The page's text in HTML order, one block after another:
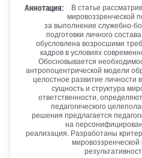
Аннотация:
В статье
мировоззренческой
за выполнение служебно-
подготовки личного
обусловлена возросшими
кадров в условиях
Обосновывается
антропоцентрической модели
целостное развитие личности
сущность и структура
ответственности,
педагогического
решения предлагается
на
реализация. Разработаны